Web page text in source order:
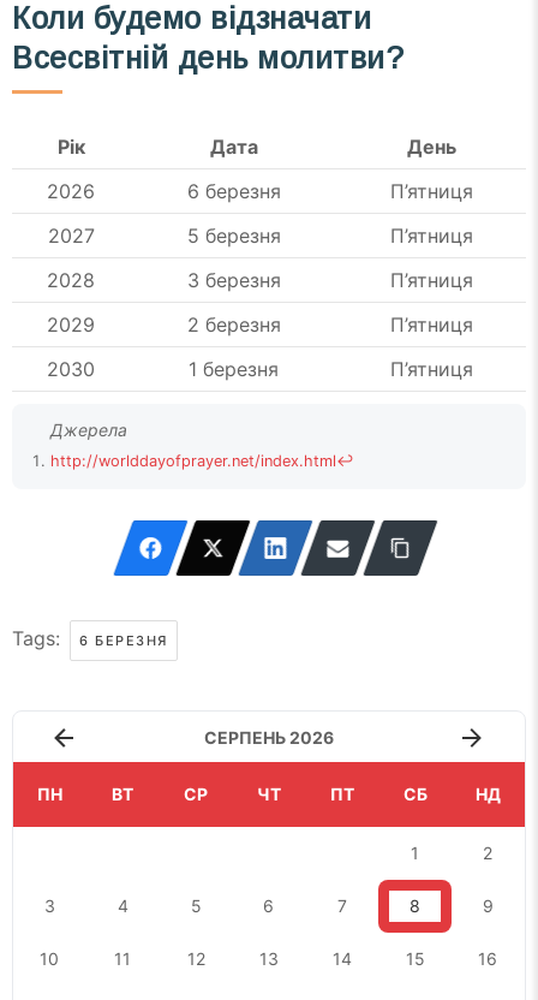
Коли будемо відзначати
Всесвітній день молитви?
Рік Дата
День
2026
6 березня
П’ятниця
2027
5 березня
П’ятниця
2028
3 березня
П’ятниця
2029
2 березня
П’ятниця
2030
1 березня П’ятниця
http://worlddayofprayer.net/index.html↩
Tags: 6 БЕРЕЗНЯ
СЕРПЕНЬ 2026
ПН ВТ СР ЧТ ПТ СБ НД
1 2
3 4 5 6 7 8 9
10 11 12 13 14 15 16